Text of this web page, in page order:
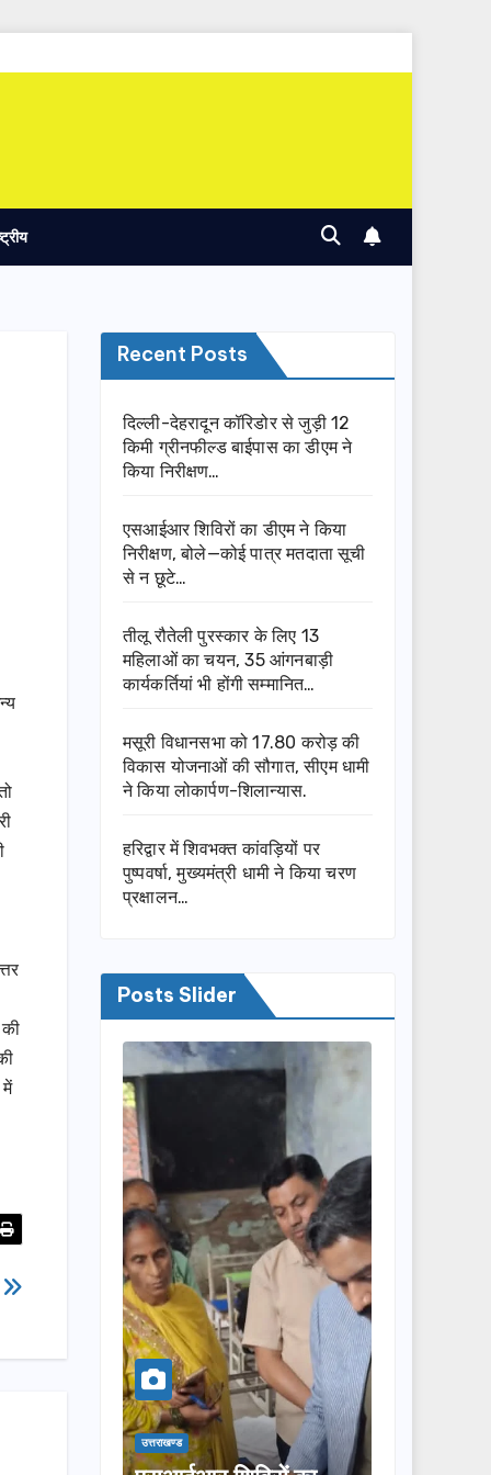
Recent Posts
दिल्ली-देहरादून कॉरिडोर से जुड़ी 12
किमी ग्रीनफील्ड बाईपास का डीएम ने
किया निरीक्षण…
एसआईआर शिविरों का डीएम ने किया
निरीक्षण, बोले—कोई पात्र मतदाता सूची
से न छूटे…
तीलू रौतेली पुरस्कार के लिए 13
महिलाओं का चयन, 35 आंगनबाड़ी
कार्यकर्तियां भी होंगी सम्मानित…
मसूरी विधानसभा को 17.80 करोड़ की
विकास योजनाओं की सौगात, सीएम धामी
ने किया लोकार्पण-शिलान्यास.
हरिद्वार में शिवभक्त कांवड़ियों पर
पुष्पवर्षा, मुख्यमंत्री धामी ने किया चरण
प्रक्षालन…
Posts Slider
उत्तराखण्ड